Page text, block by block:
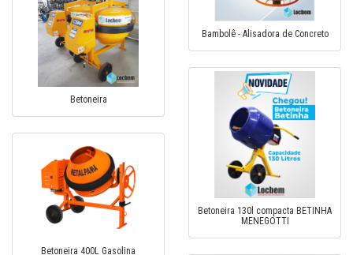
Bambolê - Alisadora de Concreto
Betoneira
Betoneira 130l compacta BETINHA
MENEGOTTI
Betoneira 400L Gasolina